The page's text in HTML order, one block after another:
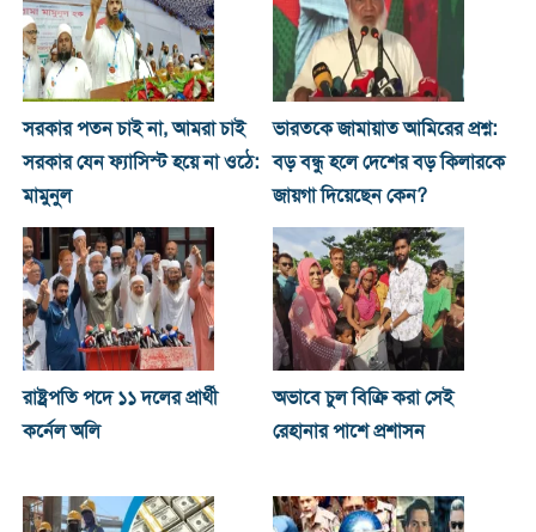
সরকার পতন চাই না, আমরা চাই
সরকার যেন ফ্যাসিস্ট হয়ে না ওঠে:
মামুনুল
ভারতকে জামায়াত আমিরের প্রশ্ন:
বড় বন্ধু হলে দেশের বড় কিলারকে
জায়গা দিয়েছেন কেন?
রাষ্ট্রপতি পদে ১১ দলের প্রার্থী
কর্নেল অলি
অভাবে চুল বিক্রি করা সেই
রেহানার পাশে প্রশাসন